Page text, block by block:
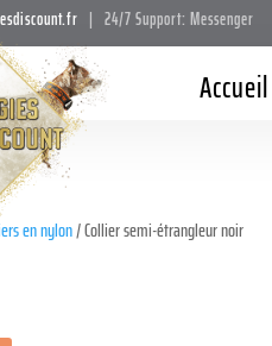
| 24/7 Support: Messenger
Accueil
en nylon/ Collier semi-étrangleur noir